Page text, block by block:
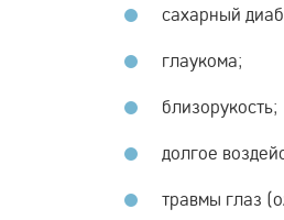
сахарный
глаукома;
близорукость;
долгое
травмы глаз